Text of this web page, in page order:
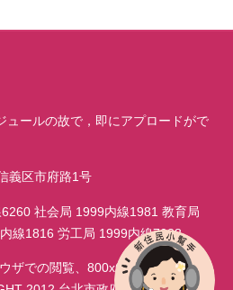
ールの故で，即にアプロードがで
義区市府路1号
社会局 1999内線1981 教育局
線1816 労工局 1999内線7038
ザでの閲覧、800x600モニター解析